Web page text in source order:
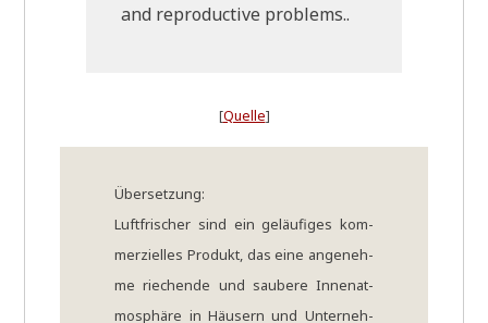
and repro­duc­ti­ve problems..
[Quel­le]
Über­set­zung:
Luft­fri­scher sind ein geläu­fi­ges kom­
mer­zi­el­les Pro­dukt, das eine ange­neh­
me rie­chen­de und sau­be­re Innen­at­
mo­sphä­re in Häu­sern und Unter­neh­